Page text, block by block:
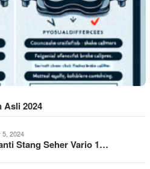
Asli 2024
5, 2024
Stang Seher Vario 1…